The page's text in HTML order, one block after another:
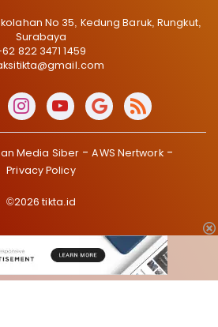
No 35, Kedung Baruk, Rungkut,
Surabaya
822 3471 1459
Media Siber
AWS Nertwork
Privacy Policy
©2026 tikta.id